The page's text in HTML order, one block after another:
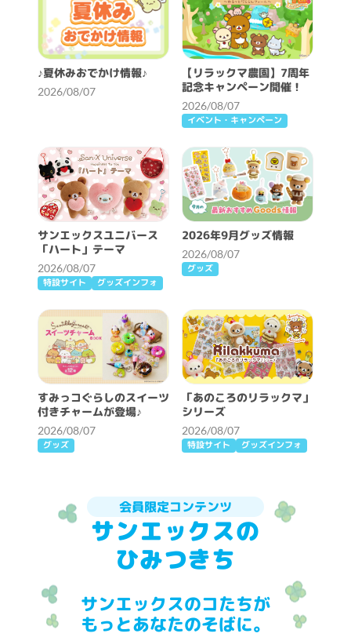
♪夏休みおでかけ情報♪
2026/08/07
【リラックマ農園】7周年
記念キャンペーン開催！
2026/08/07
イベント・キャンペーン
サンエックスユニバース
「ハート」テーマ
2026/08/07
特設サイト グッズインフォ
2026年9月グッズ情報
2026/08/07
グッズ
すみっコぐらしのスイーツ
付きチャームが登場♪
2026/08/07
グッズ
「あのころのリラックマ」
シリーズ
2026/08/07
特設サイト グッズインフォ
会員限定コンテンツ
サンエックスの
ひみつきち
サンエックスのコたちが
もっとあなたのそばに。